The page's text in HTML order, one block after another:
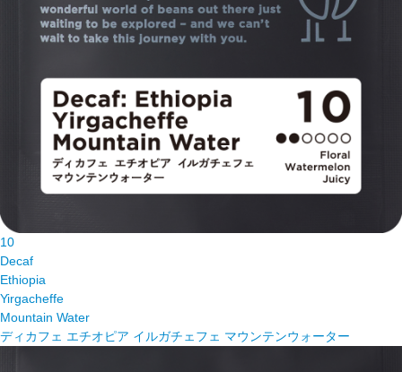
10
Decaf
Ethiopia
Yirgacheffe
Mountain Water
ディカフェ エチオピア イルガチェフェ マウンテンウォーター